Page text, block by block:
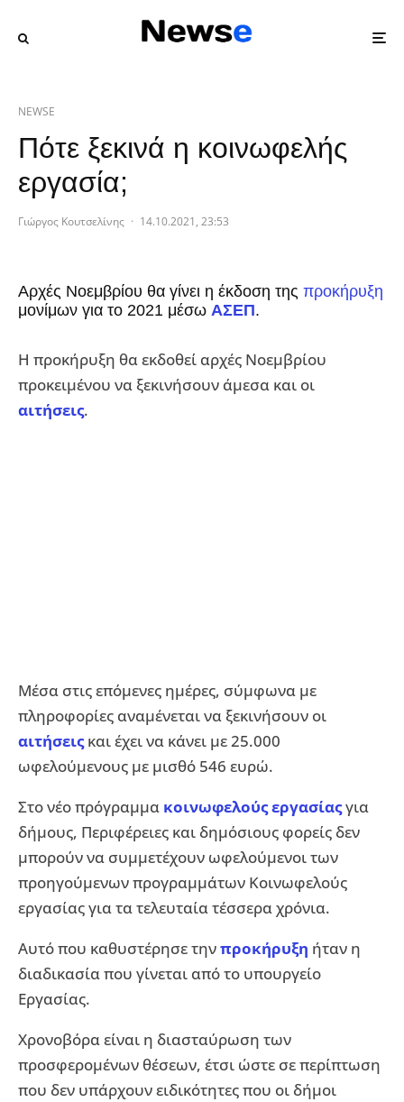
NEWSE
Πότε ξεκινά η κοινωφελής
εργασία;
Γιώργος Κουτσελίνης · 14.10.2021, 23:53
Αρχές Νοεμβρίου θα γίνει η έκδοση της προκήρυξη
μονίμων για το 2021 μέσω ΑΣΕΠ.
Η προκήρυξη θα εκδοθεί αρχές Νοεμβρίου
προκειμένου να ξεκινήσουν άμεσα και οι
αιτήσεις.
Μέσα στις επόμενες ημέρες, σύμφωνα με
πληροφορίες αναμένεται να ξεκινήσουν οι
αιτήσειςκαι έχει να κάνει με 25.000
ωφελούμενους με μισθό 546 ευρώ.
Στο νέο πρόγραμμα κοινωφελούς εργασίαςγια
δήμους, Περιφέρειες και δημόσιους φορείς δεν
μπορούν να συμμετέχουν ωφελούμενοι των
προηγούμενων προγραμμάτων Κοινωφελούς
εργασίας για τα τελευταία τέσσερα χρόνια.
Αυτό που καθυστέρησε τηνπροκήρυξη ήταν η
διαδικασία που γίνεται από το υπουργείο
Εργασίας.
Χρονοβόρα είναι η διασταύρωση των
προσφερομένων θέσεων, έτσι ώστε σε περίπτωση
που δεν υπάρχουν ειδικότητες που οι δήμοι